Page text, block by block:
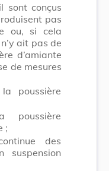
sont conçus
pas
ou, si cela
ait pas de
d’amiante
de mesures
poussière
poussière
;
des
suspension